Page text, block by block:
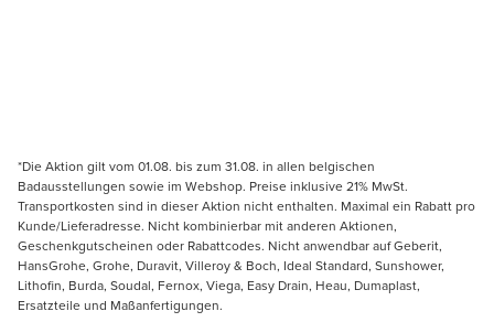
*Die Aktion gilt vom 01.08. bis zum 31.08. in allen belgischen
Badausstellungen sowie im Webshop. Preise inklusive 21% MwSt.
Transportkosten sind in dieser Aktion nicht enthalten. Maximal ein Rabatt pro
Kunde/Lieferadresse. Nicht kombinierbar mit anderen Aktionen,
Geschenkgutscheinen oder Rabattcodes. Nicht anwendbar auf Geberit,
HansGrohe, Grohe, Duravit, Villeroy & Boch, Ideal Standard, Sunshower,
Lithofin, Burda, Soudal, Fernox, Viega, Easy Drain, Heau, Dumaplast,
Ersatzteile und Maßanfertigungen.